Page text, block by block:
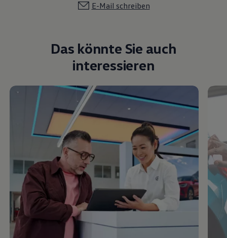
E-Mail schreiben
Das könnte Sie auch
interessieren